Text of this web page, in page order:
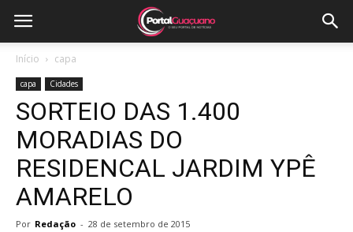
Início capa
capa Cidades
SORTEIO DAS 1.400
MORADIAS DO
RESIDENCAL JARDIM YPÊ
AMARELO
Por Redação - 28 de setembro de 2015